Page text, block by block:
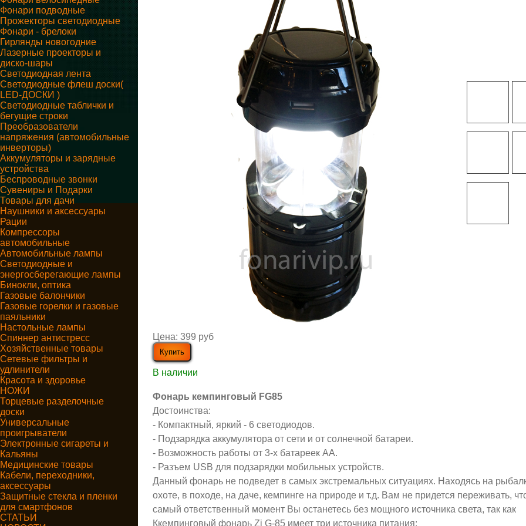
Фонари подводные
Прожекторы светодиодные
Фонари - брелоки
Гирлянды новогодние
Лазерные проекторы и
диско-шары
Светодиодная лента
Светодиодные флеш доски(
LED-ДОСКИ )
Светодиодные таблички и
бегущие строки
Преобразователи
напряжения (автомобильные
инверторы)
Аккумуляторы и зарядные
устройства
Беспроводные звонки
Сувениры и Подарки
Товары для дачи
Наушники и аксессуары
Рации
Компрессоры
автомобильные
Автомобильные лампы
Светодиодные и
энергосберегающие лампы
Бинокли, оптика
Газовые балончики
Газовые горелки и газовые
паяльники
Настольные лампы
Спиннер антистресс
Хозяйственные товары
Сетевые фильтры и
удлинители
Красота и здоровье
НОЖИ
Торцевые разделочные
доски
Универсальные
проигрыватели
Электронные сигареты и
Кальяны
Медицинские товары
Кабели, переходники,
аксессуары
Защитные стекла и пленки
для смартфонов
СТАТЬИ
Цена: 399 руб
В наличии
Фонарь кемпинговый FG85
Достоинства:
- Компактный, яркий - 6 светодиодов.
- Подзарядка аккумулятора от сети и от солнечной батареи.
- Возможность работы от 3-х батареек АА.
- Разъем USB для подзарядки мобильных устройств.
Данный фонарь не подведет в самых экстремальных ситуациях. Находясь на
охоте, в походе, на даче, кемпинге на природе и т.д. Вам не придется переживать,
самый ответственный момент Вы останетесь без мощного источника света, так как
Ккемпинговый фонарь Zj G-85 имеет три источника питания: